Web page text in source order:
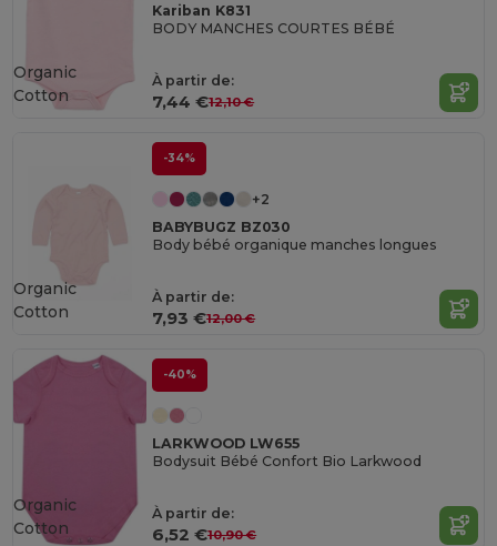
Kariban K831
BODY MANCHES COURTES BÉBÉ
À partir de:
7,44 €12,10 €
Organic
Cotton
-34%
+2
BABYBUGZ BZ030
Body bébé organique manches longues
À partir de:
7,93 €12,00 €
Organic
Cotton
-40%
LARKWOOD LW655
Bodysuit Bébé Confort Bio Larkwood
À partir de:
6,52 €10,90 €
Organic
Cotton